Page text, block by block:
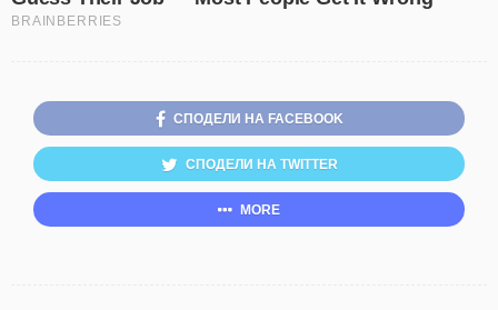
СПОДЕЛИ НА FACEBOOK
СПОДЕЛИ НА TWITTER
MORE